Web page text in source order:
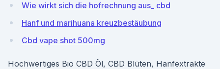
Wie wirkt sich die hofrechnung aus_ cbd
Hanf und marihuana kreuzbestäubung
Cbd vape shot 500mg
Hochwertiges Bio CBD Öl, CBD Blüten, Hanfextrakte